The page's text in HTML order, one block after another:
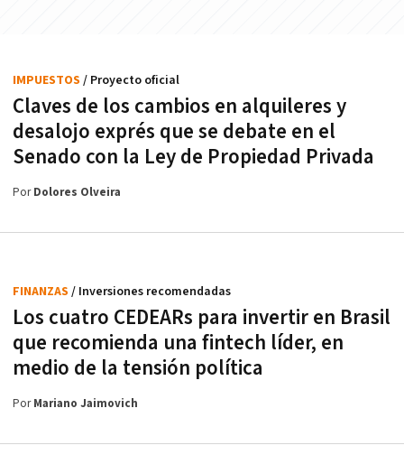
Claves de los cambios en alquileres y
desalojo exprés que se debate en el
Senado con la Ley de Propiedad Privada
IMPUESTOS / Proyecto oficial
PorDolores Olveira
Los cuatro CEDEARs para invertir en Brasil
que recomienda una fintech líder, en
medio de la tensión política
FINANZAS / Inversiones recomendadas
PorMariano Jaimovich